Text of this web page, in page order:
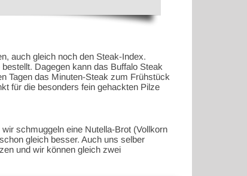
auch gleich noch den Steak-Index.
Dagegen kann das Buffalo Steak
Tagen das Minuten-Steak zum Frühstück
für die besonders fein gehackten Pilze
schmuggeln eine Nutella-Brot (Vollkorn
gleich besser. Auch uns selber
und wir können gleich zwei